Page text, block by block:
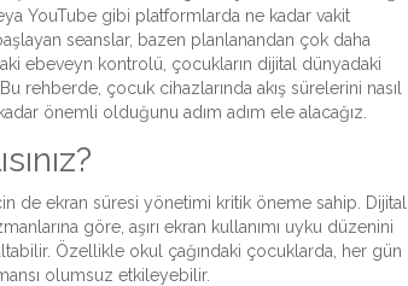
YouTube gibi platformlarda ne kadar vakit
seanslar, bazen planlanandan çok daha
ebeveyn kontrolü çocukların dijital dünyadaki
. Bu rehberde, çocuk cihazlarında akış sürelerini nasıl
önemli olduğunu adım adım ele alacağız.
de ekran süresi yönetimi kritik öneme sahip.
Dijital
göre, aşırı ekran kullanımı uyku düzenini
Özellikle okul çağındaki çocuklarda, her gün
olumsuz etkileyebilir.